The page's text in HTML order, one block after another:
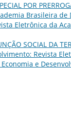
POR
Brasileira
Eletrônica da
SOCIAL DA
Revista
e